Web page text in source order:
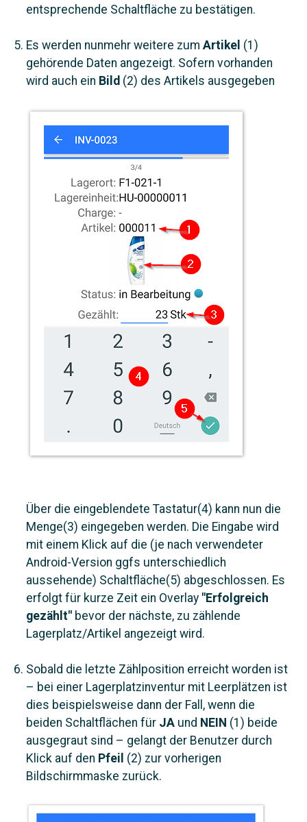
entsprechende Schaltfläche zu bestätigen.
Es werden nunmehr weitere zum Artikel (1)
gehörende Daten angezeigt. Sofern vorhanden
wird auch ein Bild (2) des Artikels ausgegeben
Über die eingeblendete Tastatur(4) kann nun die
Menge(3) eingegeben werden. Die Eingabe wird
mit einem Klick auf die (je nach verwendeter
Android-Version ggfs unterschiedlich
aussehende) Schaltfläche(5) abgeschlossen. Es
erfolgt für kurze Zeit ein Overlay "Erfolgreich
gezählt" bevor der nächste, zu zählende
Lagerplatz/Artikel angezeigt wird.
Sobald die letzte Zählposition erreicht worden ist
– bei einer Lagerplatzinventur mit Leerplätzen ist
dies beispielsweise dann der Fall, wenn die
beiden Schaltflächen für JAund NEIN (1) beide
ausgegraut sind – gelangt der Benutzer durch
Klick auf den Pfeil (2) zur vorherigen
Bildschirmmaske zurück.